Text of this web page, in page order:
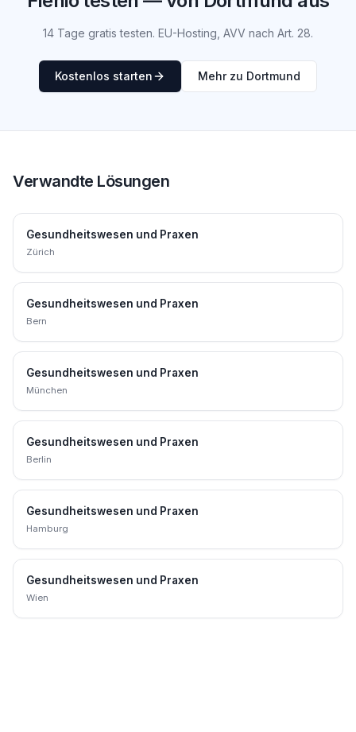
14 Tage gratis testen. EU-Hosting, AVV nach Art. 28.
Kostenlos starten Mehr zu Dortmund
Verwandte Lösungen
Gesundheitswesen und Praxen
Zürich
Gesundheitswesen und Praxen
Bern
Gesundheitswesen und Praxen
München
Gesundheitswesen und Praxen
Berlin
Gesundheitswesen und Praxen
Hamburg
Gesundheitswesen und Praxen
Wien